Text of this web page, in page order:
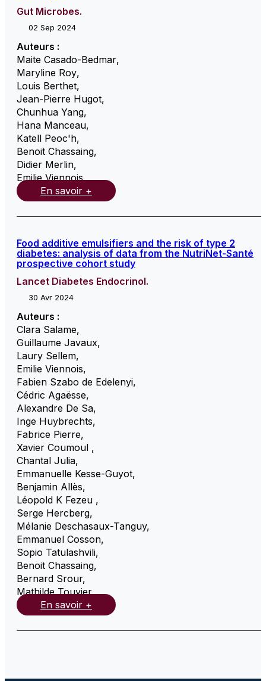
Gut Microbes.
02 Sep 2024
Auteurs :
Maite Casado-Bedmar,
Maryline Roy,
Louis Berthet,
Jean-Pierre Hugot,
Chunhua Yang,
Hana Manceau,
Katell Peoc'h,
Benoit Chassaing,
Didier Merlin,
Emilie Viennois,
En savoir +
Food additive emulsifiers and the risk of type 2
diabetes: analysis of data from the NutriNet-Santé
prospective cohort study
Lancet Diabetes Endocrinol.
30 Avr 2024
Auteurs :
Clara Salame,
Guillaume Javaux,
Laury Sellem,
Emilie Viennois,
Fabien Szabo de Edelenyi,
Cédric Agaësse,
Alexandre De Sa,
Inge Huybrechts,
Fabrice Pierre,
Xavier Coumoul ,
Chantal Julia,
Emmanuelle Kesse-Guyot,
Benjamin Allès,
Léopold K Fezeu ,
Serge Hercberg,
Mélanie Deschasaux-Tanguy,
Emmanuel Cosson,
Sopio Tatulashvili,
Benoit Chassaing,
Bernard Srour,
Mathilde Touvier,
En savoir +